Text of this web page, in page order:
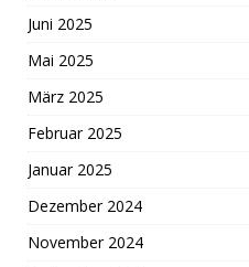
Juni 2025
Mai 2025
März 2025
Februar 2025
Januar 2025
Dezember 2024
November 2024